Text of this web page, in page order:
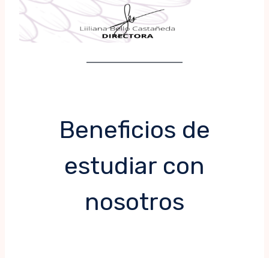
Beneficios de
estudiar con
nosotros